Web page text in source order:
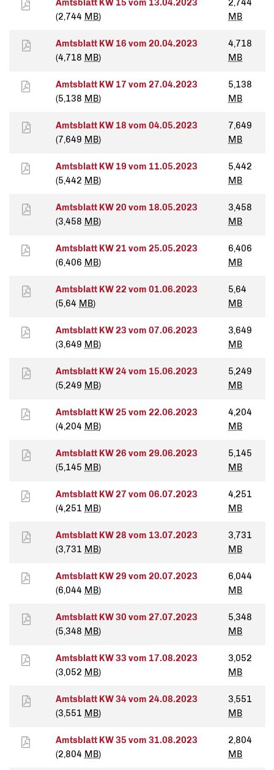
Amtsblatt KW 15 vom 13.04.2023
(2,744 MB)
2,744
MB
Amtsblatt KW 16 vom 20.04.2023
(4,718 MB)
4,718
MB
Amtsblatt KW 17 vom 27.04.2023
(5,138 MB)
5,138
MB
Amtsblatt KW 18 vom 04.05.2023
(7,649 MB)
7,649
MB
Amtsblatt KW 19 vom 11.05.2023
(5,442 MB)
5,442
MB
Amtsblatt KW 20 vom 18.05.2023
(3,458 MB)
3,458
MB
Amtsblatt KW 21 vom 25.05.2023
(6,406 MB)
6,406
MB
Amtsblatt KW 22 vom 01.06.2023
(5,64 MB)
5,64
MB
Amtsblatt KW 23 vom 07.06.2023
(3,649 MB)
3,649
MB
Amtsblatt KW 24 vom 15.06.2023
(5,249 MB)
5,249
MB
Amtsblatt KW 25 vom 22.06.2023
(4,204 MB)
4,204
MB
Amtsblatt KW 26 vom 29.06.2023
(5,145 MB)
5,145
MB
Amtsblatt KW 27 vom 06.07.2023
(4,251 MB)
4,251
MB
Amtsblatt KW 28 vom 13.07.2023
(3,731 MB)
3,731
MB
Amtsblatt KW 29 vom 20.07.2023
(6,044 MB)
6,044
MB
Amtsblatt KW 30 vom 27.07.2023
(5,348 MB)
5,348
MB
Amtsblatt KW 33 vom 17.08.2023
(3,052 MB)
3,052
MB
Amtsblatt KW 34 vom 24.08.2023
(3,551 MB)
3,551
MB
Amtsblatt KW 35 vom 31.08.2023
(2,804 MB)
2,804
MB